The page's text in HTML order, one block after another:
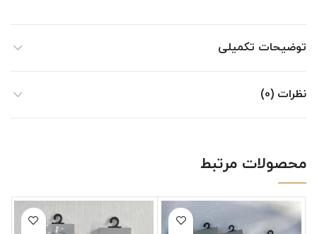
توضیحات تکمیلی
نظرات (0)
محصولات مرتبط